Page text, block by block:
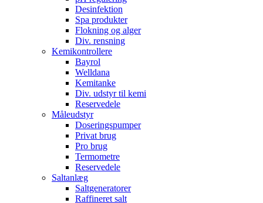
Desinfektion
Spa produkter
Flokning og alger
Div. rensning
Kemikontrollere
Bayrol
Welldana
Kemitanke
Div. udstyr til kemi
Reservedele
Måleudstyr
Doseringspumper
Privat brug
Pro brug
Termometre
Reservedele
Saltanlæg
Saltgeneratorer
Raffineret salt